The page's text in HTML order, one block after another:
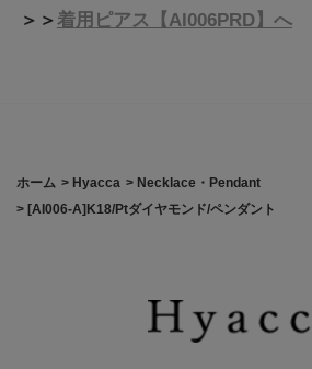
＞＞着用ピアス【AI006PRD】へ
ホーム > Hyacca > Necklace・Pendant
> [AI006-A]K18/Ptダイヤモンド/ペンダント